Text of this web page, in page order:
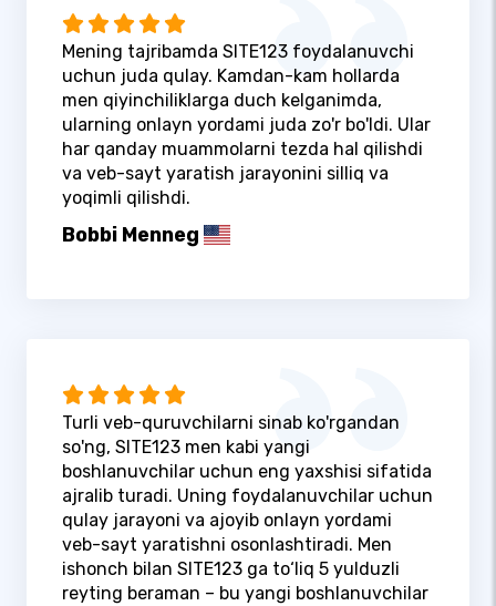
Mening tajribamda SITE123 foydalanuvchi
uchun juda qulay. Kamdan-kam hollarda
men qiyinchiliklarga duch kelganimda,
ularning onlayn yordami juda zo'r bo'ldi. Ular
har qanday muammolarni tezda hal qilishdi
va veb-sayt yaratish jarayonini silliq va
yoqimli qilishdi.
Bobbi Menneg
Turli veb-quruvchilarni sinab ko'rgandan
so'ng, SITE123 men kabi yangi
boshlanuvchilar uchun eng yaxshisi sifatida
ajralib turadi. Uning foydalanuvchilar uchun
qulay jarayoni va ajoyib onlayn yordami
veb-sayt yaratishni osonlashtiradi. Men
ishonch bilan SITE123 ga to‘liq 5 yulduzli
reyting beraman – bu yangi boshlanuvchilar